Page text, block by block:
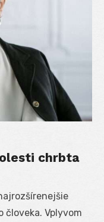
chrbta
človeka. Vplyvom